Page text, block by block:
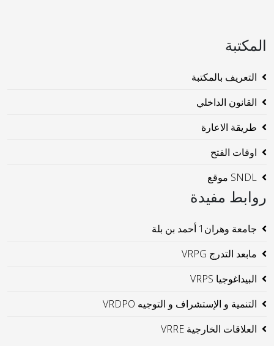
المكتبة
التعريف بالمكتبة
القانون الداخلي
طريقة الاعارة
اوقات الفتح
SNDL موقع
روابط مفيدة
جامعة وهران1 أحمد بن بلة
مابعد التدرج VRPG
البيداغوجيا VRPS
التنمية و الإستشراف و التوجيه VRDPO
العلاقات الخارجية VRRE